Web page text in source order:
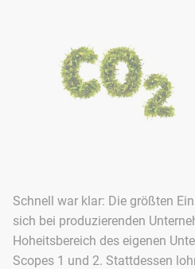
Schnell war klar: Die größten
sich bei produzierenden
Hoheitsbereich des eigenen
Scopes 1 und 2. Stattdessen